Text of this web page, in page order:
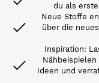
du als
Neue Stoffe
über die
Inspiration:
Ideen und